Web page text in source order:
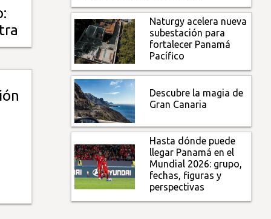
Naturgy acelera nueva
subestación para
fortalecer Panamá
Pacífico
Descubre la magia de
Gran Canaria
Hasta dónde puede
llegar Panamá en el
Mundial 2026: grupo,
fechas, figuras y
perspectivas